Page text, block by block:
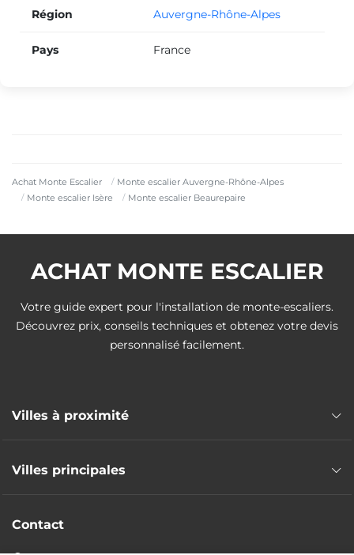
Achat Monte Escalier
Monte escalier Auvergne-Rhône-Alpes
Monte escalier Isère
Monte escalier Beaurepaire
Région Auvergne-Rhône-Alpes
Pays France
ACHAT MONTE ESCALIER
Votre guide expert pour l'installation de monte-escaliers.
Découvrez prix, conseils techniques et obtenez votre devis
personnalisé facilement.
Villes à proximité
Monte escalier Roussillon
Villes principales
Monte escalier Saint-Martin-d'Hères
Contact